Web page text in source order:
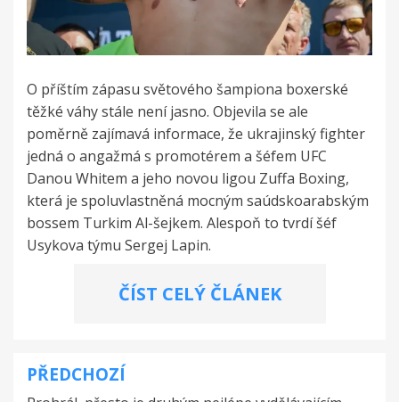
O příštím zápasu světového šampiona boxerské
těžké váhy stále není jasno. Objevila se ale
poměrně zajímavá informace, že ukrajinský fighter
jedná o angažmá s promotérem a šéfem UFC
Danou Whitem a jeho novou ligou Zuffa Boxing,
která je spoluvlastněná mocným saúdskoarabským
bossem Turkim Al-šejkem. Alespoň to tvrdí šéf
Usykova týmu Sergej Lapin.
ČÍST CELÝ ČLÁNEK
Navigace
PŘEDCHOZÍ